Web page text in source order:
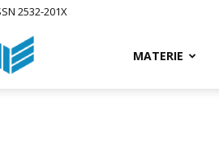
2532-201X
GiuriCivile.it MATERIE